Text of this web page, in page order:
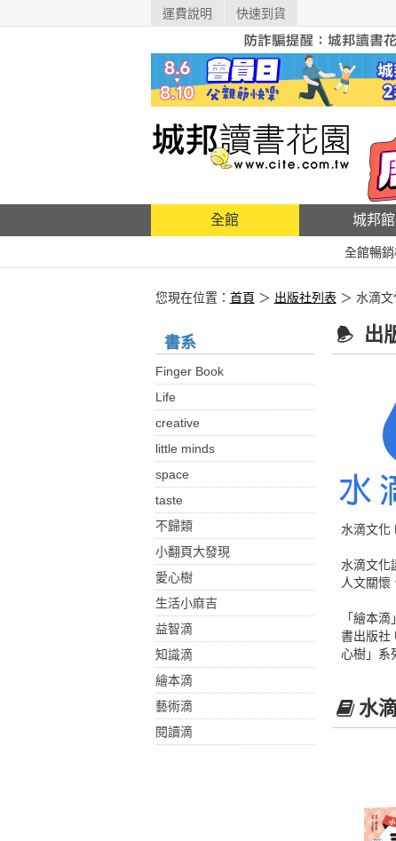
運費說明 快速到貨
全館 城邦館
全館暢
您現在位置： 首頁 ＞ 出版社列表 ＞ 水滴文
書系
Finger Book
Life
creative
little minds
space
taste
不歸類
小翻頁大發現
愛心樹
生活小麻吉
益智滴
知識滴
繪本滴
藝術滴
閱讀滴
出
水滴文化
水滴文化
人文關懷
「繪本
書出版社
心樹」系
水